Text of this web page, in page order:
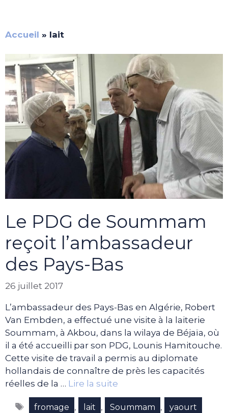
Accueil » lait
Le PDG de Soummam
reçoit l’ambassadeur
des Pays-Bas
26 juillet 2017
L’ambassadeur des Pays-Bas en Algérie, Robert
Van Embden, a effectué une visite à la laiterie
Soummam, à Akbou, dans la wilaya de Béjaïa, où
il a été accueilli par son PDG, Lounis Hamitouche.
Cette visite de travail a permis au diplomate
hollandais de connaître de près les capacités
réelles de la … Lire la suite
Étiquettes
fromage , lait , Soummam , yaourt